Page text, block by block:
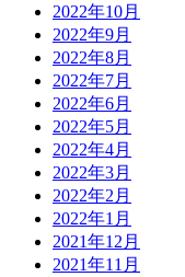
2022年10月
2022年9月
2022年8月
2022年7月
2022年6月
2022年5月
2022年4月
2022年3月
2022年2月
2022年1月
2021年12月
2021年11月